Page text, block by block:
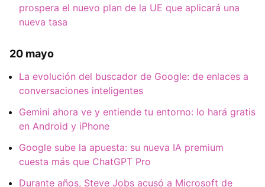
prospera el nuevo plan de la UE que aplicará una
nueva tasa
20 mayo
La evolución del buscador de Google: de enlaces a
conversaciones inteligentes
Gemini ahora ve y entiende tu entorno: lo hará gratis
en Android y iPhone
Google sube la apuesta: su nueva IA premium
cuesta más que ChatGPT Pro
Durante años, Steve Jobs acusó a Microsoft de